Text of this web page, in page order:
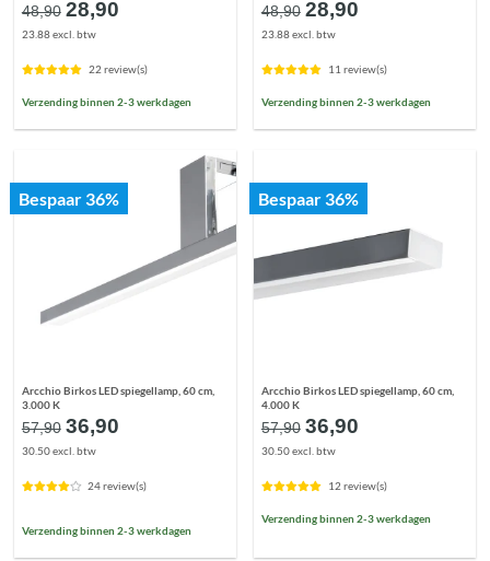
48,90 Oorspronkelijke
prijs
€48,90.
28,90Huidige
€28,90.
23.88 excl. btw
22 review(s)
Verzending binnen 2-3 werkdagen
48,90 Oorspronkelijke
prijs
€48,90.
28,90Huidige
€28,90.
23.88 excl. btw
11 review(s)
Verzending binnen 2-3 werkdagen
Bespaar 36%
Arcchio Birkos LED spiegellamp, 60 cm,
3.000 K
57,90 Oorspronkelijke
prijs
€57,90.
36,90Huidige
€36,90.
30.50 excl. btw
24 review(s)
Verzending binnen 2-3 werkdagen
Bespaar 36%
Arcchio Birkos LED spiegellamp, 60 cm,
4.000 K
57,90 Oorspronkelijke
prijs
€57,90.
36,90Huidige
€36,90.
30.50 excl. btw
12 review(s)
Verzending binnen 2-3 werkdagen